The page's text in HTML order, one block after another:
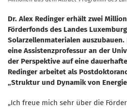
Dr. Alex Redinger erhält zwei
Förderfonds des Landes
Solarzellenmaterialen
eine Assistenzprofessur an der
der Perspektive auf eine
Redinger arbeitet als
Struktur und Dynamik von
Ich freue mich sehr über die